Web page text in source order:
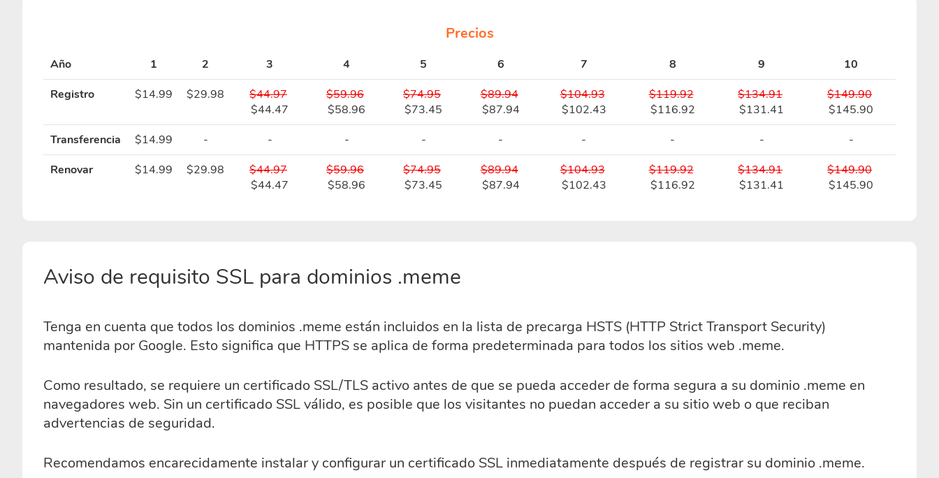
Precios
Año 1 2 3 4 5 6 7 8 9
10
Registro
$14.99 $29.98
$44.97
$44.47
$59.96
$58.96
$74.95
$73.45
$89.94
$87.94
$104.93
$102.43
$119.92
$116.92
$134.91
$131.41
$149.90
$145.90
Transferencia
$14.99 - - - - - - - -
-
Renovar
$14.99 $29.98
$44.97
$44.47
$59.96
$58.96
$74.95
$73.45
$89.94
$87.94
$104.93
$102.43
$119.92
$116.92
$134.91
$131.41
$149.90
$145.90
Aviso de requisito SSL para dominios .meme
Tenga en cuenta que todos los dominios .meme están incluidos en la lista de precarga HSTS (HTTP Strict Transport Security)
mantenida por Google. Esto significa que HTTPS se aplica de forma predeterminada para todos los sitios web .meme.
Como resultado, se requiere un certificado SSL/TLS activo antes de que se pueda acceder de forma segura a su dominio .meme en
navegadores web. Sin un certificado SSL válido, es posible que los visitantes no puedan acceder a su sitio web o que reciban
advertencias de seguridad.
Recomendamos encarecidamente instalar y configurar un certificado SSL inmediatamente después de registrar su dominio .meme.